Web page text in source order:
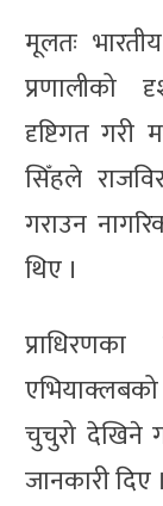
मूलतः
प्रणालीको
दृष्टिगत गरी
सिँहले
गराउन
थिए ।
चुचुरो देखिने
जानकारी दिए ।